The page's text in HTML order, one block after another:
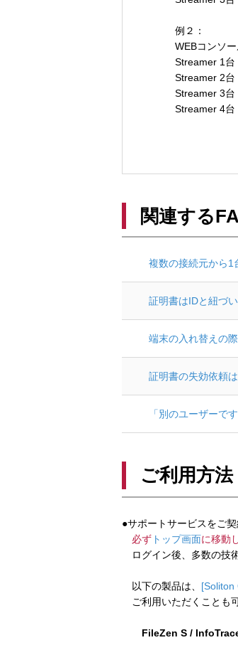
例２：
WEBコンソ
Streamer 1台
Streamer 2台
Streamer 3台
Streamer 4台
関連する
複数の接続元から1
証明書はIDと紐づ
端末の入れ替えの
証明書の失効依頼
「別のユーザーで
ご利用方法
●サポートサービスをご
必ず トップ画面に移動
ログイン後、多数の技
以下の製品は、 [Soliton
ご利用いただくことも
FileZen S /